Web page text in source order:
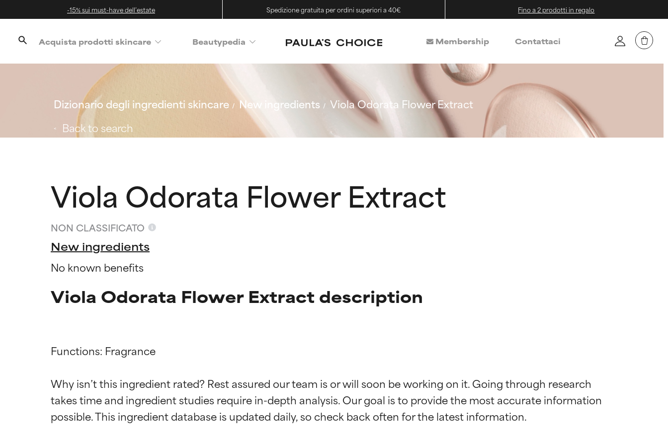
-15% sui must-have dell’estate Spedizione gratuita per ordini superiori a 40€ Fino a 2 prodotti in regalo
Acquista prodotti skincare Beautypedia Membership Contattaci
Dizionario degli ingredienti skincare New ingredients
Viola Odorata Flower Extract
Back to search
Viola Odorata Flower Extract
NON CLASSIFICATO
New ingredients
No known benefits
Viola Odorata Flower Extract description
Functions: Fragrance
Why isn’t this ingredient rated? Rest assured our team is or will soon be working on it. Going through research
takes time and ingredient studies require in-depth analysis. Our goal is to provide the most accurate information
OTTIMO
Comprovati e sostenuti da studi indipendenti. Ingrediente attivo eccezionale per la maggior
OTTIMO
Comprovati e sostenuti da studi indipendenti. Ingrediente attivo eccezionale per la maggior